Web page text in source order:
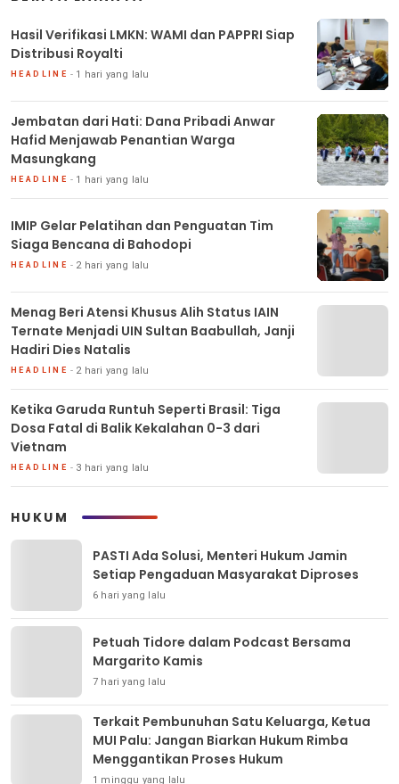
Hasil Verifikasi LMKN: WAMI dan PAPPRI Siap
Distribusi Royalti
HEADLINE 1 hari yang lalu
Jembatan dari Hati: Dana Pribadi Anwar
Hafid Menjawab Penantian Warga
Masungkang
HEADLINE 1 hari yang lalu
IMIP Gelar Pelatihan dan Penguatan Tim
Siaga Bencana di Bahodopi
HEADLINE 2 hari yang lalu
Menag Beri Atensi Khusus Alih Status IAIN
Ternate Menjadi UIN Sultan Baabullah, Janji
Hadiri Dies Natalis
HEADLINE 2 hari yang lalu
Ketika Garuda Runtuh Seperti Brasil: Tiga
Dosa Fatal di Balik Kekalahan 0-3 dari
Vietnam
HEADLINE 3 hari yang lalu
HUKUM
PASTI Ada Solusi, Menteri Hukum Jamin
Setiap Pengaduan Masyarakat Diproses
6 hari yang lalu
Petuah Tidore dalam Podcast Bersama
Margarito Kamis
7 hari yang lalu
Terkait Pembunuhan Satu Keluarga, Ketua
MUI Palu: Jangan Biarkan Hukum Rimba
Menggantikan Proses Hukum
1 minggu yang lalu